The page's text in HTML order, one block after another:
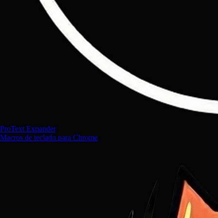
ProText Expander
Macros de teclado para Chrome